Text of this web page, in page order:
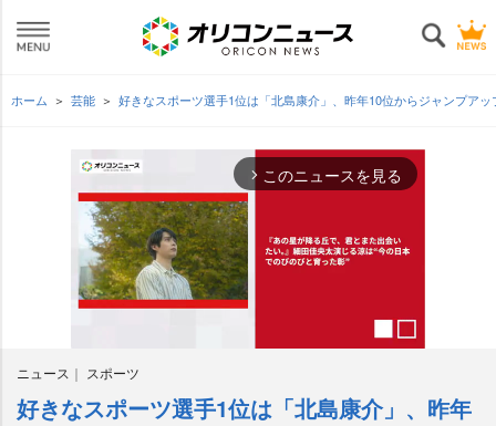
ホーム 芸能 好きなスポーツ選手1位は「北島康介」、昨年10位からジャンプアッ
arrow_forward_ios このニュースを見る
M
ニュース スポーツ
好きなスポーツ選手1位は「北島康介」、昨年